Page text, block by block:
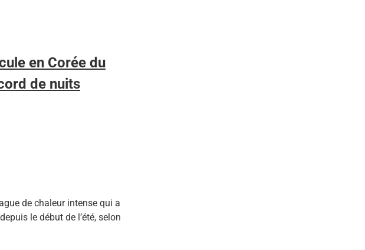
en Corée du
de nuits
de chaleur intense qui a
le début de l’été, selon